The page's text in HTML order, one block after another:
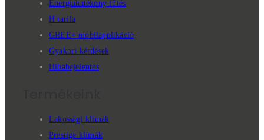
Energiahatékony fűtés
H tarifa
GREE+ mobilapplikáció
Gyakori kérdések
Hibabejelentés
Lakossági klímák
Prestige klímák